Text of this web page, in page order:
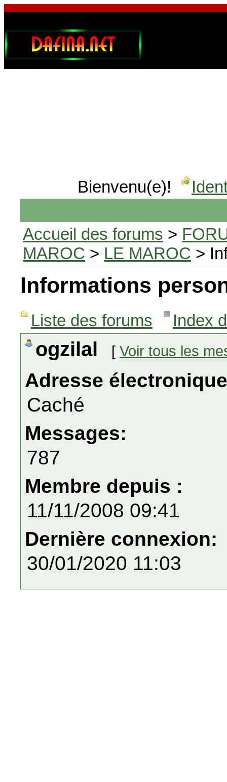
Bienvenu(e)!
Accueil des forums >
MAROC > LE MAROC >
Informations
Liste des forums Index
ogzilal [ Voir tous les
Adresse
Caché
Messages:
787
Membre depuis :
11/11/2008 09:41
Dernière connexion:
30/01/2020 11:03